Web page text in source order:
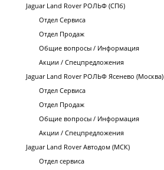
Jaguar Land Rover РОЛЬФ (СПб)
Отдел Сервиса
Отдел Продаж
Общие вопросы / Информация
Акции / Спецпредложения
Jaguar Land Rover РОЛЬФ Ясенево (Москва)
Отдел Сервиса
Отдел Продаж
Общие вопросы / Информация
Акции / Спецпредложения
Jaguar Land Rover Автодом (МСК)
Отдел сервиса